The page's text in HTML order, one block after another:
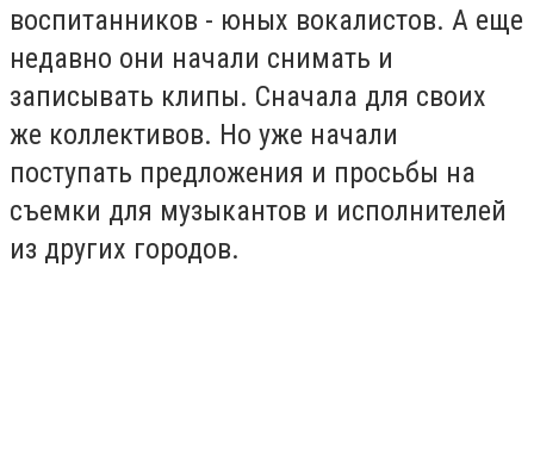
воспитанников - юных вокалистов. А еще
недавно они начали снимать и
записывать клипы. Сначала для своих
же коллективов. Но уже начали
поступать предложения и просьбы на
съемки для музыкантов и исполнителей
из других городов.